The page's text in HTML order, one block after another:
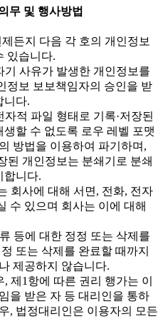
무 및 행사방법
든지 다음 각 호의 개인정보
있습니다.
기 사유가 발생한 개인정보를
정보 보보책임자의 승인을 받
니다.
적 파일 형태로 기록·저장된
할 수 없도록 로우 레벨 포맷
방법을 이용하여 파기하며,
된 개인정보는 분쇄기로 분쇄
합니다.
회사에 대해 서면, 전화, 전자
수 있으며 회사는 이에 대해
등에 대한 정정 또는 삭제를
또는 삭제를 완료할 때까지
제공하지 않습니다.
제1항에 따른 권리 행가는 이
을 받은 자 등 대리인을 통하
, 법정대리인은 이용자의 모든